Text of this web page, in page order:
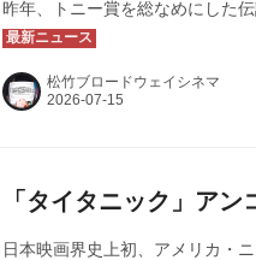
昨年、トニー賞を総なめにした
ネマ 2025 秋」として全国順次
公開いたしました！そして第2弾
をいただきました！改めて皆様
松竹ブロードウェイシネマ
「タイタニック」アン
日本映画界史上初、アメリカ・